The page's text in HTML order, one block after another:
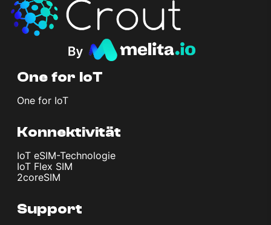
One for IoT
One for IoT
Konnektivität
IoT eSIM-Technologie
IoT Flex SIM
2coreSIM
Support